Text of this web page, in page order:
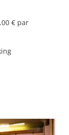
€ par